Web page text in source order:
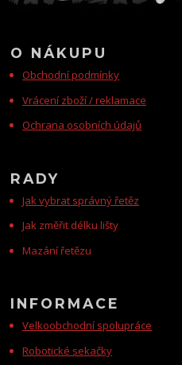
O NÁKUPU
Obchodní podmínky
Vrácení zboží / reklamace
Ochrana osobních údajů
RADY
Jak vybrat správný řetěz
Jak změřit délku lišty
Mazání řetězu
INFORMACE
Velkoobchodní spolupráce
Robotické sekačky